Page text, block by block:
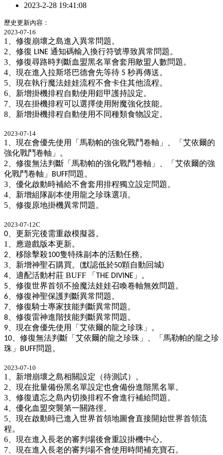
2023-2-28 19:41:08
歷史更新內容：
2023-07-16
1
、修復崩壞之島進入異常問題。
2 、修復 LINE 通知碼輸入換行符號導致異常問題。
3 、修復尋路時判斷血盟黑名單會套用敵盟人數問題。
4 、現在進入拉斯塔巴德會先等待 5 秒再傳送。
5 、現在執行魔法娃娃流程不會卡住其他流程。
6 、新增掛機排程自動使用鎧甲護持設定。
7 、現在掛機排程可以選擇使用附魔強化技能。
8 、新增掛機排程自動使用不同種類食物設定。
2023-07-14
1
、現在會優先使用「馬勒帕的強化戰鬥卷軸」、「艾依爾的
強化戰鬥卷軸」。
2 、修復無法判斷「馬勒帕的強化戰鬥卷軸」、「艾依爾的強
化戰鬥卷軸」
BUFF問題。
3 、優化啟動時補給不會套用排程獨立設定問題。
4 、新增組隊副本使用龍之珍珠選項。
5 、修復原地掛機異常問題。
2023-07-12C
0 、更新完後需重啟模擬器。
1
、應遊戲版本更新。
2 、移除擊殺100隻特殊副本的活動任務。
3 、新增神聖石購買。 (默認低於50顆自動回城)
4 、適配活動村莊 BUFF 「 THE DIVINE 」。
5 、修復世界首領不撿魔法娃娃召喚卷軸無效問題 。
6 、修復神聖保護判斷異常問題。
7 、修復騎士專家技能判斷異常問題。
8 、修復雷神進階技能判斷異常問題。
9 、現在會優先使用「艾依爾的龍之珍珠」。
10 、修復無法判斷「艾依爾的龍之珍珠」、「馬勒帕的龍之珍
珠」
BUFF問題。
2023-07-10
1
、新增崩壞之島相關設定（待測試）。
2 、現在批量備份黑名單設定也會備份進階黑名單。
3 、修復遺忘之島內切換排程不會進行補給問題。
4 、優化血盟突襲第一關路徑。
5 、現在啟動時已進入世界首領地圖會直接開始世界首領流
程。
6 、現在進入長老的審判場後會重設掛機中心。
7 、現在進入長老的審判場不會使用時間補充寶石。